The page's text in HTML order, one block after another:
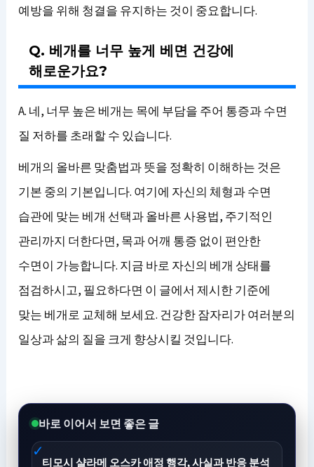
예방을 위해 청결을 유지하는 것이 중요합니다.
Q. 베개를 너무 높게 베면 건강에
해로운가요?
A. 네, 너무 높은 베개는 목에 부담을 주어 통증과 수면
질 저하를 초래할 수 있습니다.
베개의 올바른 맞춤법과 뜻을 정확히 이해하는 것은
기본 중의 기본입니다. 여기에 자신의 체형과 수면
습관에 맞는 베개 선택과 올바른 사용법, 주기적인
관리까지 더한다면, 목과 어깨 통증 없이 편안한
수면이 가능합니다. 지금 바로 자신의 베개 상태를
점검하시고, 필요하다면 이 글에서 제시한 기준에
맞는 베개로 교체해 보세요. 건강한 잠자리가 여러분의
일상과 삶의 질을 크게 향상시킬 것입니다.
바로 이어서 보면 좋은 글
티모시 샬라메 오스카 애정 행각, 사실과 반응 분석